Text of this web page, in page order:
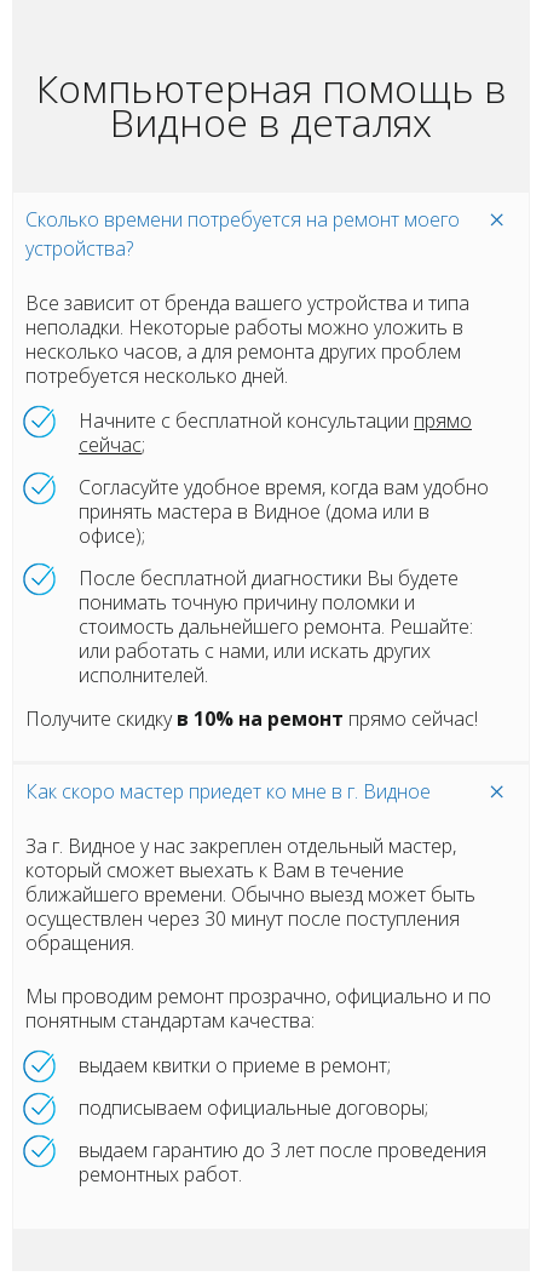
Компьютерная помощь в
Видное в деталях
Сколько времени потребуется на ремонт моего
устройства?
Все зависит от бренда вашего устройства и типа
неполадки. Некоторые работы можно уложить в
несколько часов, а для ремонта других проблем
потребуется несколько дней.
Начните с бесплатной консультации прямо
сейчас;
Согласуйте удобное время, когда вам удобно
принять мастера в Видное (дома или в
офисе);
После бесплатной диагностики Вы будете
понимать точную причину поломки и
стоимость дальнейшего ремонта. Решайте:
или работать с нами, или искать других
исполнителей.
Получите скидкув 10% на ремонт прямо сейчас!
Как скоро мастер приедет ко мне в г. Видное
За г. Видное у нас закреплен отдельный мастер,
который сможет выехать к Вам в течение
ближайшего времени. Обычно выезд может быть
осуществлен через 30 минут после поступления
обращения.
Мы проводим ремонт прозрачно, официально и по
понятным стандартам качества:
выдаем квитки о приеме в ремонт;
подписываем официальные договоры;
выдаем гарантию до 3 лет после проведения
ремонтных работ.